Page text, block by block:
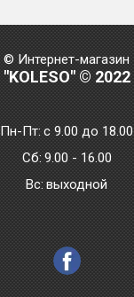
© Интернет-магазин
"KOLESO" © 2022
Пн-Пт:с 9.00 до 18.00
Сб: 9.00 - 16.00
Bc: выходной